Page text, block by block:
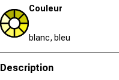
Couleur
blanc, bleu
Description